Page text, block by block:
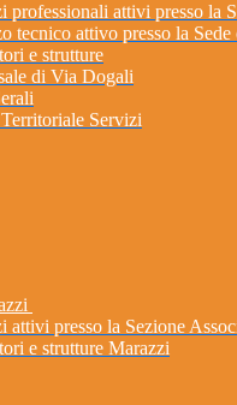
professionali attivi presso la
tecnico attivo presso la Sede
e strutture
di Via Dogali
Servizi
attivi presso la Sezione
e strutture Marazzi